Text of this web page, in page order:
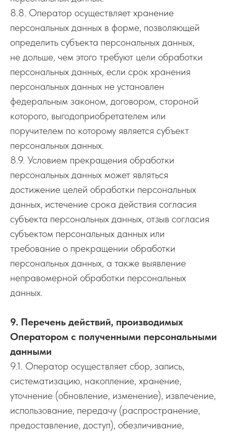
8.8. Оператор осуществляет хранение
персональных данных в форме, позволяющей
определить субъекта персональных данных,
не дольше, чем этого требуют цели обработки
персональных данных, если срок хранения
персональных данных не установлен
федеральным законом, договором, стороной
которого, выгодоприобретателем или
поручителем по которому является субъект
персональных данных.
8.9. Условием прекращения обработки
персональных данных может являться
достижение целей обработки персональных
данных, истечение срока действия согласия
субъекта персональных данных, отзыв согласия
субъектом персональных данных или
требование о прекращении обработки
персональных данных, а также выявление
неправомерной обработки персональных
данных.
9. Перечень действий, производимых
Оператором с полученными персональными
данными
9.1. Оператор осуществляет сбор, запись,
систематизацию, накопление, хранение,
уточнение (обновление, изменение), извлечение,
использование, передачу (распространение,
предоставление, доступ), обезличивание,